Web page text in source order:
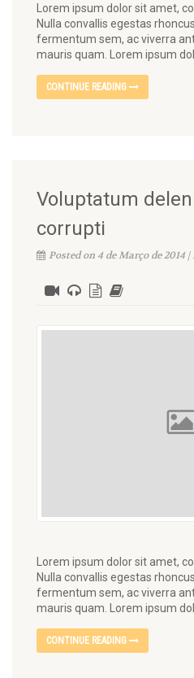
Lorem ipsum dolor sit amet,
Nulla convallis egestas
fermentum sem, ac viverra
mauris quam. Lorem ipsum
CONTINUE READING
Voluptatum
corrupti
Posted on 4 de Março de 2014
Lorem ipsum dolor sit amet,
Nulla convallis egestas
fermentum sem, ac viverra
mauris quam. Lorem ipsum
CONTINUE READING